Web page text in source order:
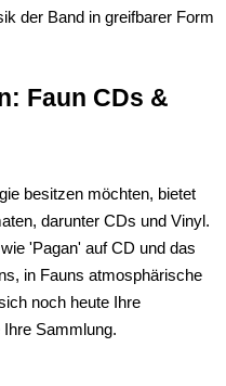
der Band in greifbarer Form
Faun CDs &
besitzen möchten, bietet
darunter CDs und Vinyl.
'Pagan' auf CD und das
in Fauns atmosphärische
noch heute Ihre
Sammlung.